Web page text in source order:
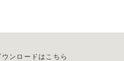
ンロードはこちら